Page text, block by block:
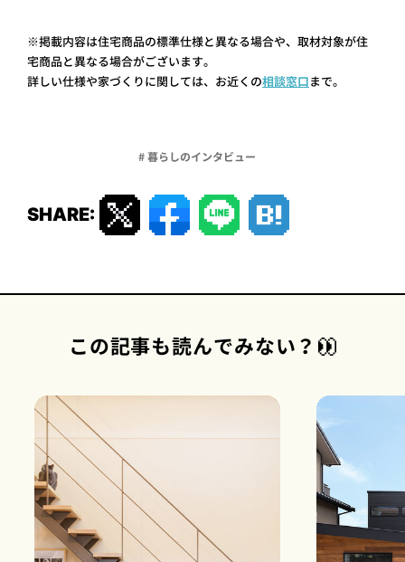
※掲載内容は住宅商品の標準仕様と異なる場合や、取材対象が住
宅商品と異なる場合がございます。
詳しい仕様や家づくりに関しては、お近くの相談窓口まで。
# 暮らしのインタビュー
SHARE:
この記事も読んでみない？